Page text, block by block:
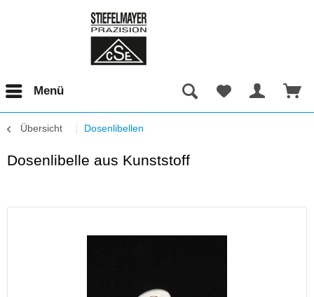
Menü
Übersicht Dosenlibellen
Dosenlibelle aus Kunststoff